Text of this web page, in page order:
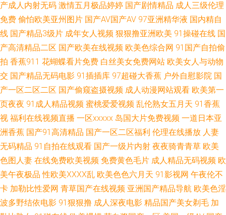
看看 人妻丝袜色图 91大神com入口 超碰操碰超碰超96 欧美变态性爱特另类
国产乱一区 日韩人妻无码98福利 国产黑丝在线观看 色蜜桃臀部 超碰人人靠
放 91传媒小视频 ts92伪娘网 男人av先锋资源网 91福利院在线观看 豆花视频
福利 日韩无码高清一区 91成人蜜桃在线 国产成人福利午夜一区 92视频92自
拍 久久手机午夜福利视频 97热在线 欧美色图41P 91婬黄看片 九九在线观久
五月丁香花视频 91制作室白乳 黄色片导航 91AV蝌蚪视频 成人精品午夜福利
亚洲成av人影院 91性爱影院 欧美久久一本 伊人五月天导航 A片小福利 欧美
产成人内射无码 激情五月极品婷婷 国产剧情精品 成人三级伦理
免费 偷怕欧美亚州图片 国产AV国产AV 97亚洲精华液 国内精自
线 国产精品3级片 成年女人视频 狠狠撸亚洲欧美 91操碰在线 国
产高清精品二区 国产欧美在线视频 欧美色综合网 91国产自拍偷
拍 香蕉911 花蝴蝶看片免费 白丝美女免费网站 欧美女人与动物
交 国产精品无码电影 91插插库 97超碰大香蕉 户外自慰影院 国
产一区二区二区 国产偷窥盗摄视频 成人动漫网站观看 欧美第一
页夜夜 91成人精品视频 蜜桃爱爱视频 乱伦熟女五月天 91香蕉
视 福利在线视频直播 一区xxxxx 岛国大片免费视频 一道日本亚
洲香蕉 国产91高清精品 国产一区二区福利 伦理在线播放 人妻
无码精品 91自拍在线观看 国产一级片内射 夜夜骑青青草 欧美
色图人妻 在线免费欧美视频 免费黄色毛片 成人精品无码视频 欧
美午夜极品 性欧美ⅩⅩⅩⅩ乱 欧美色色六月天 91影视网 午夜伦不
卡 加勒比性爱网 青草国产在线视频 亚洲国产精品导航 欧美色淫
波多野结依电影 91狠狠撸 成人深夜电影 精品国产美女剃毛 加